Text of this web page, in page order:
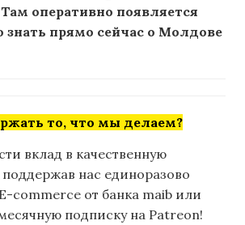
Там оперативно появляется
знать прямо сейчас о Молдове
то, что мы делаем?
вклад в качественную
нас единоразово
commerce от банка maib или
подписку на Patreon!